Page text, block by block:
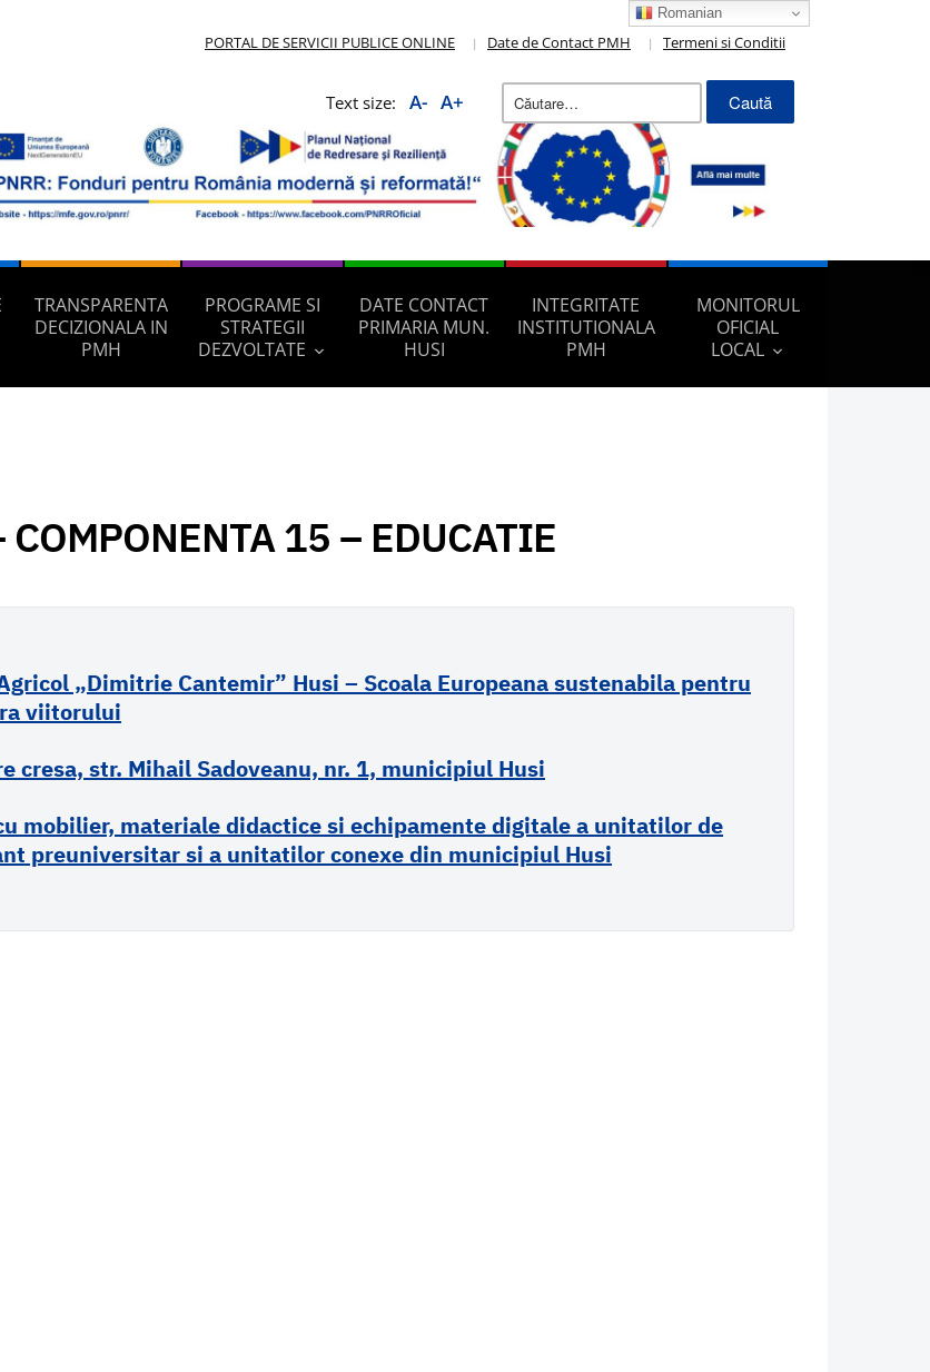
PORTAL DE SERVICII PUBLICE ONLINE Date de Contact PMH Termeni si Conditii
Text size: A- A+
Caută
după:
TRANSPARENTA
DECIZIONALA IN
PMH
PROGRAME SI
STRATEGII
DEZVOLTATE
DATE CONTACT
PRIMARIA MUN.
HUSI
INTEGRITATE
INSTITUTIONALA
PMH
MONITORUL
OFICIAL
LOCAL
COMPONENTA 15 – EDUCATIE
„Dimitrie Cantemir” Husi – Scoala Europeana sustenabila pentru
viitorului
cresa, str. Mihail Sadoveanu, nr. 1, municipiul Husi
mobilier, materiale didactice si echipamente digitale a unitatilor de
preuniversitar si a unitatilor conexe din municipiul Husi
Romanian